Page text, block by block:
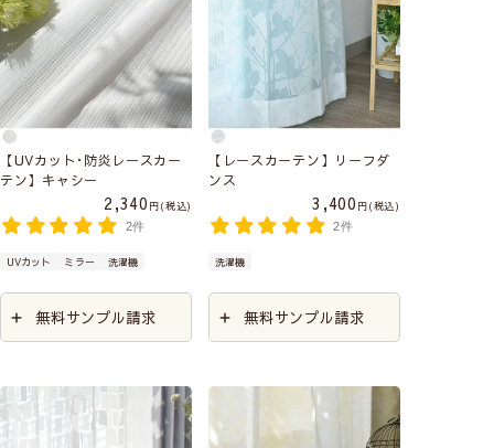
【UVカット･防炎レースカー
テン】キャシー
2,340
税込
2件
UVカット ミラー 洗濯機
無料サンプル請求
【レースカーテン】リーフダ
ンス
3,400
税込
2件
洗濯機
無料サンプル請求